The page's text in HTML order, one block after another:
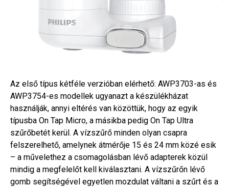
Az első típus kétféle verzióban elérhető: AWP3703-as és
AWP3754-es modellek ugyanazt a készülékházat
használják, annyi eltérés van közöttük, hogy az egyik
típusba On Tap Micro, a másikba pedig On Tap Ultra
szűrőbetét kerül. A vízszűrő minden olyan csapra
felszerelhető, amelynek átmérője 15 és 24 mm közé esik
– a művelethez a csomagolásban lévő adapterek közül
mindig a megfelelőt kell kiválasztani. A vízszűrőn lévő
gomb segítségével egyetlen mozdulat váltani a szűrt és a